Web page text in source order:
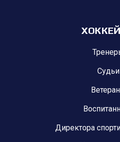
Судьи
Директора